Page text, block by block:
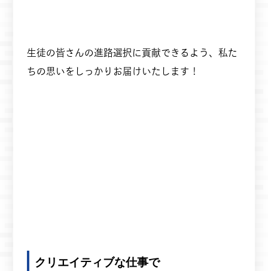
生徒の皆さんの進路選択に貢献できるよう、私た
ちの思いをしっかりお届けいたします！
クリエイティブな仕事で